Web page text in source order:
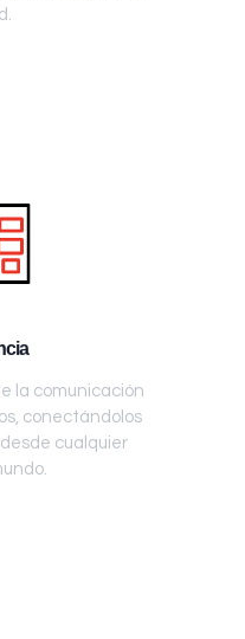
la comunicación
conectándolos
cualquier